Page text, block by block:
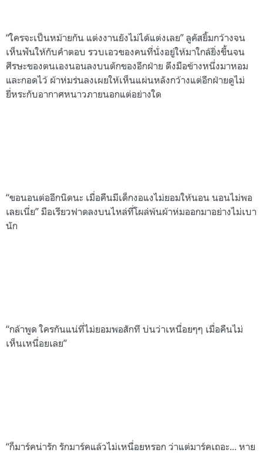
“ใครจะเป็นหม้ายกัน แต่งงานยังไม่ได้แต่งเลย” ลูคัสยิ้มกว้างจน
เห็นฟันให้กับคำตอบ รวบเอวของคนที่นั่งอยู่ให้มาใกล้ยิ่งขึ้นจน
ศีรษะของตนเองนอนลงบนตักของอีกฝ่าย ดึงมือข้างหนึ่งมาหอม
และกอดไว้ ผ้าห่มร่นลงเผยให้เห็นแผ่นหลังกว้างแต่อีกฝ่ายดูไม่
ยี่หระกับอากาศหนาวภายนอกแต่อย่างใด
“ขอนอนต่ออีกนิดนะ เมื่อคืนมีเด็กงอแงไม่ยอมให้นอน นอนไม่พอ
เลยเนี่ย” มือเรียวฟาดลงบนไหล่ที่โผล่พ้นผ้าห่มออกมาอย่างไม่เบา
นัก
“กล้าพูด ใครกันแน่ที่ไม่ยอมพอสักที บ่นว่าเหนื่อยๆๆ เมื่อคืนไม่
เห็นเหนื่อยเลย”
“ก็มาร์คน่ารัก รักมาร์คแล้วไม่เหนื่อยหรอก ว่าแต่มาร์คเถอะ... หาย